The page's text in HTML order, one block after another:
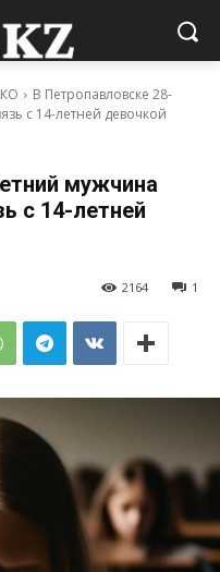
В Петропавловске 28-
с 14-летней девочкой
мужчина
с 14-летней
1
2164